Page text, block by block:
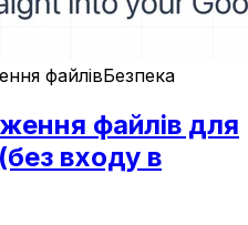
файлівБезпека
файлів для
входу в